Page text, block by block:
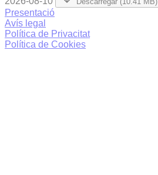
Presentació
Avís legal
Política de Privacitat
Política de Cookies